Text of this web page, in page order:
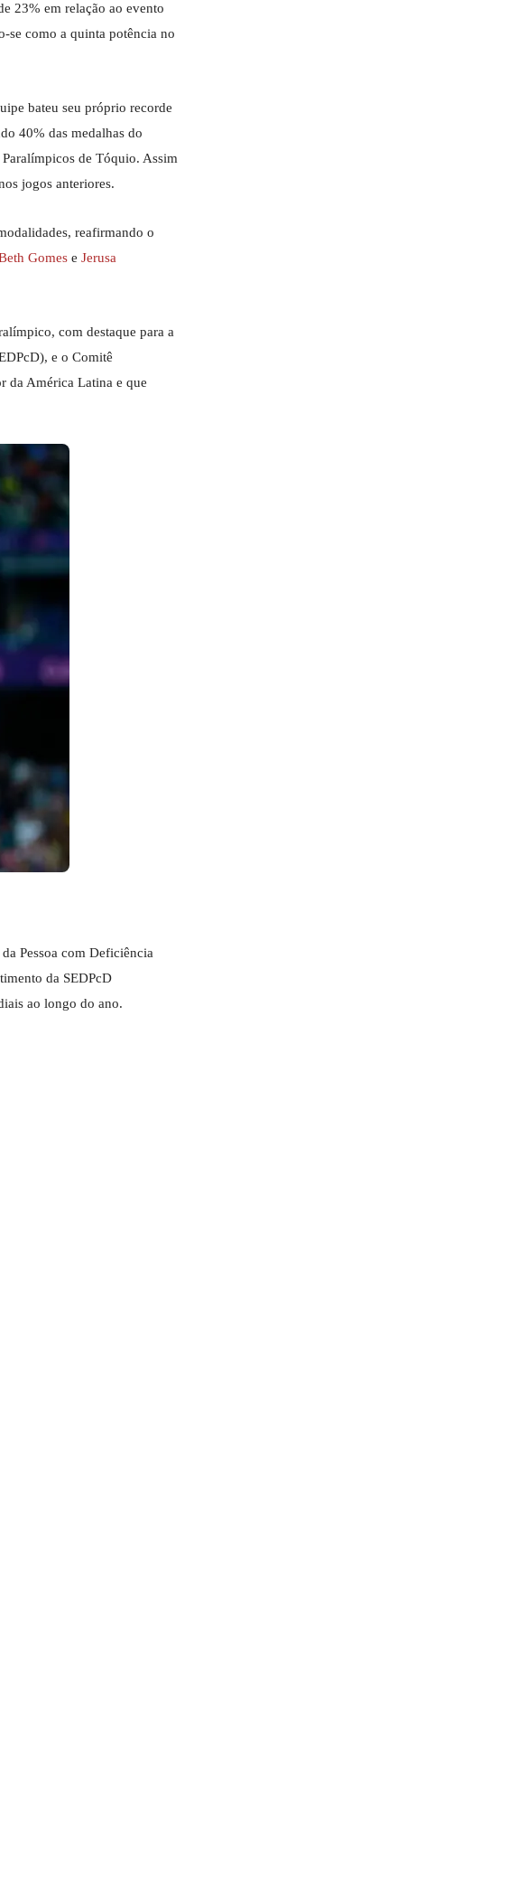
23% em relação ao evento
se como a quinta potência no
bateu seu próprio recorde
40% das medalhas do
de Tóquio. Assim
jogos anteriores.
reafirmando o
Gomes e Jerusa
com destaque para a
e o Comitê
da América Latina e que
Pessoa com Deficiência
da SEDPcD
ao longo do ano.